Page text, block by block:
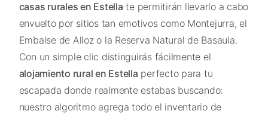
casas rurales en Estella te permitirán llevarlo a cabo
envuelto por sitios tan emotivos como Montejurra, el
Embalse de Alloz o la Reserva Natural de Basaula.
Con un simple clic distinguirás fácilmente el
alojamiento rural en Estella perfecto para tu
escapada donde realmente estabas buscando:
nuestro algoritmo agrega todo el inventario de